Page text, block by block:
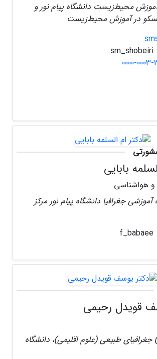
محیط‌زیست دانشگاه پیام نور و
در آموزش محیط‌زیست
0000-
بابایی
و هواشناسی
آموزشی جغرافیا دانشگاه پیام نور مرکز
قویدل رحیمی
جغرافیای طبیعی (علوم اقلیمی)، دانشگاه